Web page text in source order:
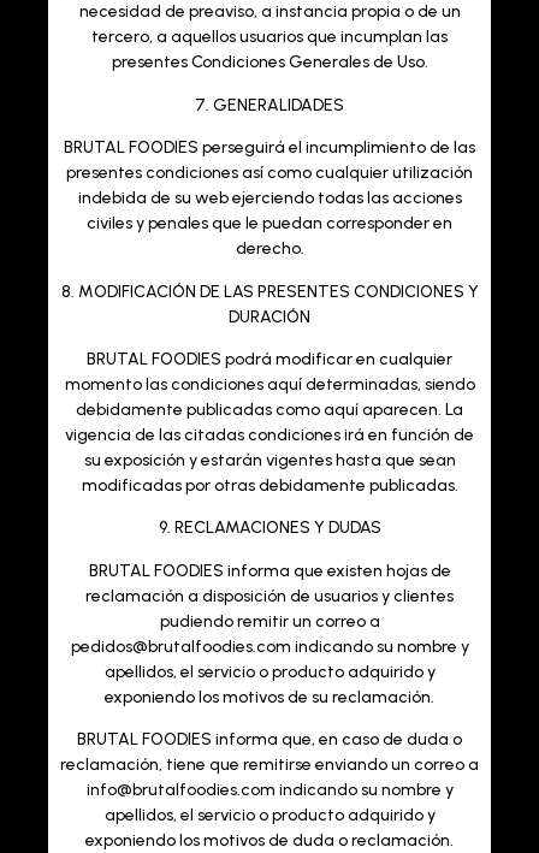
necesidad de preaviso, a instancia propia o de un
tercero, a aquellos usuarios que incumplan las
presentes Condiciones Generales de Uso.
7. GENERALIDADES
BRUTAL FOODIES perseguirá el incumplimiento de las
presentes condiciones así como cualquier utilización
indebida de su web ejerciendo todas las acciones
civiles y penales que le puedan corresponder en
derecho.
8. MODIFICACIÓN DE LAS PRESENTES CONDICIONES Y
DURACIÓN
BRUTAL FOODIES podrá modificar en cualquier
momento las condiciones aquí determinadas, siendo
debidamente publicadas como aquí aparecen. La
vigencia de las citadas condiciones irá en función de
su exposición y estarán vigentes hasta que sean
modificadas por otras debidamente publicadas.
9. RECLAMACIONES Y DUDAS
BRUTAL FOODIES informa que existen hojas de
reclamación a disposición de usuarios y clientes
pudiendo remitir un correo a
pedidos@brutalfoodies.com indicando su nombre y
apellidos, el servicio o producto adquirido y
exponiendo los motivos de su reclamación.
BRUTAL FOODIES informa que, en caso de duda o
reclamación, tiene que remitirse enviando un correo a
info@brutalfoodies.com indicando su nombre y
apellidos, el servicio o producto adquirido y
exponiendo los motivos de duda o reclamación.